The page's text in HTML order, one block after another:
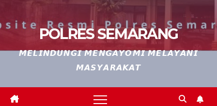
POLRES SEMARANG
𝙈𝙀𝙇𝙄𝙉𝘿𝙐𝙉𝙂𝙄 𝙈𝙀𝙉𝙂𝘼𝙔𝙊𝙈𝙄 𝙈𝙀𝙇𝘼𝙔𝘼𝙉𝙄
𝙈𝘼𝙎𝙔𝘼𝙍𝘼𝙆𝘼𝙏